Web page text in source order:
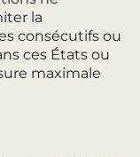
la
consécutifs ou
ces États ou
maximale